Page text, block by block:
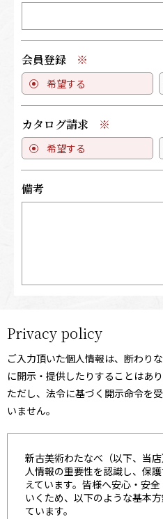
会員登録
希望する
カタログ請求
希望する
備考
Privacy policy
ご入力頂いた個人情報は、断わり
に開示・提供したりすることはあり
ただし、法令に基づく開示命令を
いません。
新古美術わたなべ（以下、当
人情報の重要性を認識し、保
えています。皆様へ安心・安
いくため、以下のような基本
ています。